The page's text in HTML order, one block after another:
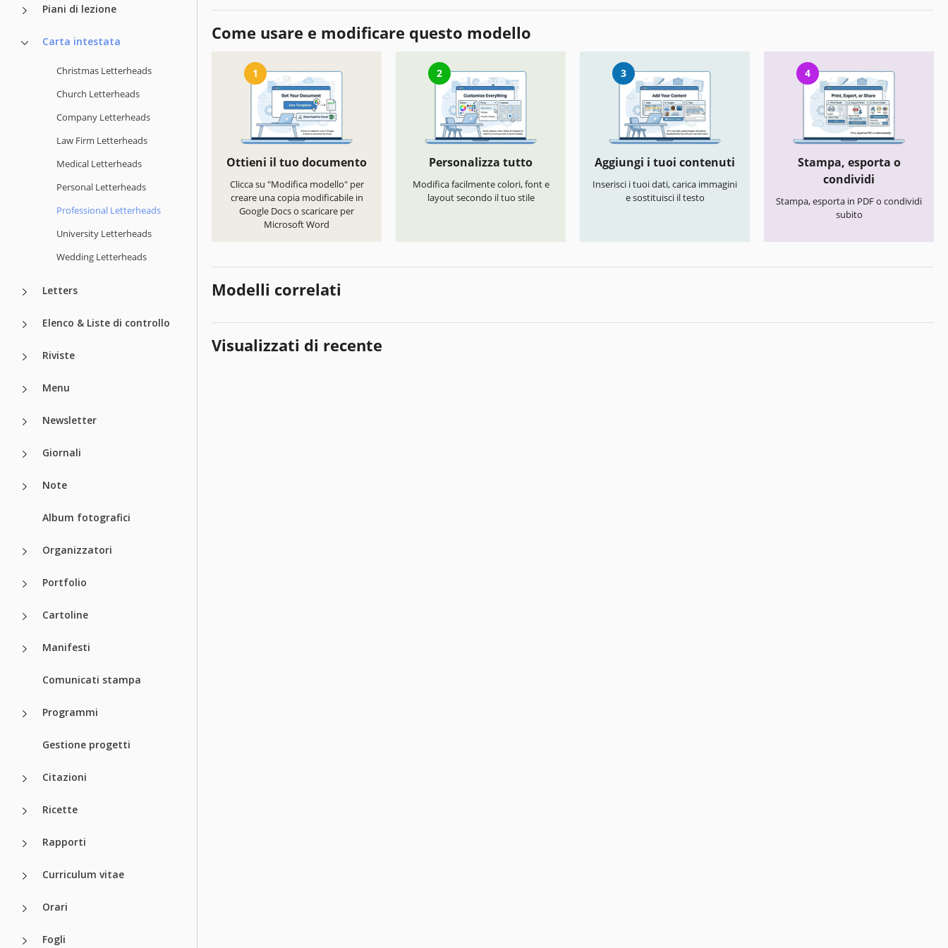
Piani di lezione
Carta intestata
Christmas Letterheads
Church Letterheads
Company Letterheads
Law Firm Letterheads
Medical Letterheads
Personal Letterheads
Professional Letterheads
University Letterheads
Wedding Letterheads
Letters
Elenco & Liste di controllo
Riviste
Menu
Newsletter
Giornali
Note
Album fotografici
Organizzatori
Portfolio
Cartoline
Manifesti
Comunicati stampa
Programmi
Gestione progetti
Citazioni
Ricette
Rapporti
Curriculum vitae
Orari
Fogli
Come usare e modificare questo modello
1
Ottieni il tuo documento
Clicca su "Modifica modello" per
creare una copia modificabile in
Google Docs o scaricare per
Microsoft Word
2
Personalizza tutto
Modifica facilmente colori, font e
layout secondo il tuo stile
3
Aggiungi i tuoi contenuti
Inserisci i tuoi dati, carica immagini
e sostituisci il testo
4
Stampa, esporta o
condividi
Stampa, esporta in PDF o condividi
subito
Modelli correlati
Visualizzati di recente